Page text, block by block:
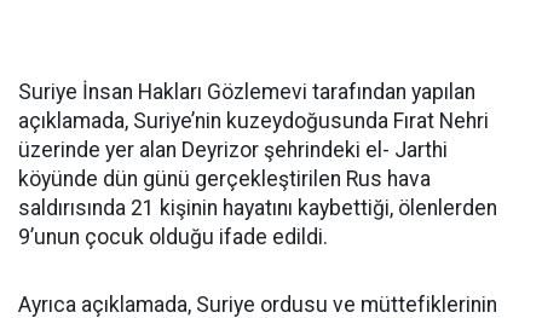
Suriye İnsan Hakları Gözlemevi tarafından yapılan
açıklamada, Suriye’nin kuzeydoğusunda Fırat Nehri
üzerinde yer alan Deyrizor şehrindeki el- Jarthi
köyünde dün günü gerçekleştirilen Rus hava
saldırısında 21 kişinin hayatını kaybettiği, ölenlerden
9’unun çocuk olduğu ifade edildi.
Ayrıca açıklamada, Suriye ordusu ve müttefiklerinin